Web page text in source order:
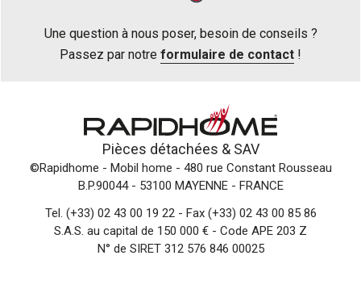
Une question à nous poser, besoin de conseils ?
Passez par notre formulaire de contact !
Pièces détachées & SAV
©Rapidhome - Mobil home - 480 rue Constant Rousseau
B.P.90044 - 53100 MAYENNE - FRANCE
Tel. (+33) 02 43 00 19 22- Fax (+33) 02 43 00 85 86
S.A.S. au capital de 150 000 € - Code APE 203 Z
N° de SIRET 312 576 846 00025